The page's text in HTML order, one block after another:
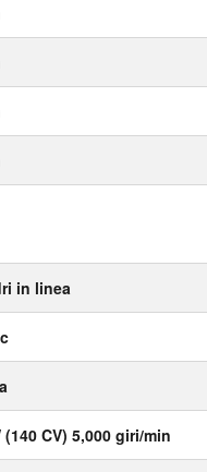
in linea
(140 CV) 5,000 giri/min